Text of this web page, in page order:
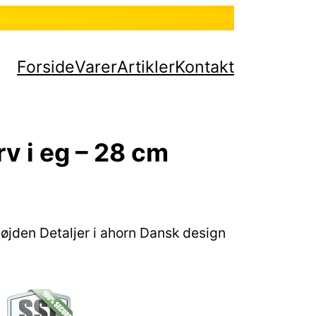
ForsideVarerArtiklerKontakt
i eg – 28 cm
Detaljer i ahorn Dansk design